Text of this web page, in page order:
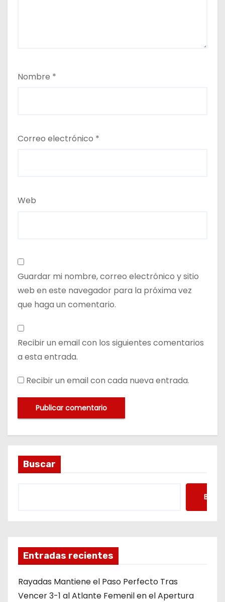
Nombre *
Correo electrónico *
Web
Guardar mi nombre, correo electrónico y sitio
web en este navegador para la próxima vez
que haga un comentario.
Recibir un email con los siguientes comentarios
a esta entrada.
Recibir un email con cada nueva entrada.
Buscar
Entradas recientes
Rayadas Mantiene el Paso Perfecto Tras
Vencer 3-1 al Atlante Femenil en el Apertura